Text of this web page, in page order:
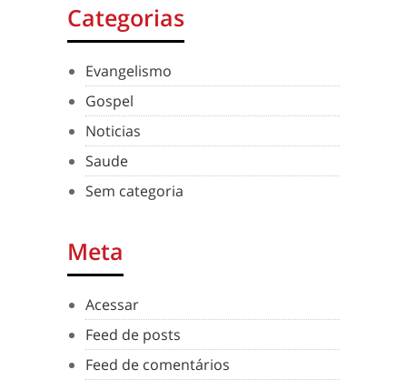
Categorias
Evangelismo
Gospel
Noticias
Saude
Sem categoria
Meta
Acessar
Feed de posts
Feed de comentários